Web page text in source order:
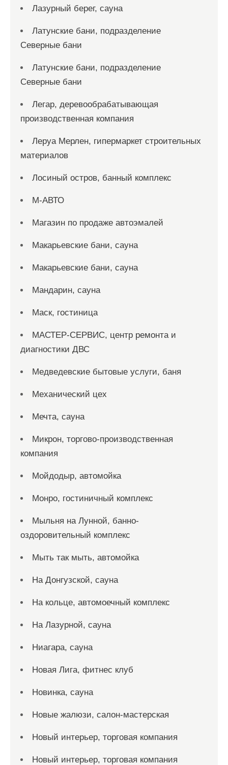
Лазурный берег, сауна
Латунские бани, подразделение
Северные бани
Латунские бани, подразделение
Северные бани
Легар, деревообрабатывающая
производственная компания
Леруа Мерлен, гипермаркет строительных
материалов
Лосиный остров, банный комплекс
М-АВТО
Магазин по продаже автоэмалей
Макарьевские бани, сауна
Макарьевские бани, сауна
Мандарин, сауна
Маск, гостиница
МАСТЕР-СЕРВИС, центр ремонта и
диагностики ДВС
Медведевские бытовые услуги, баня
Механический цех
Мечта, сауна
Микрон, торгово-производственная
компания
Мойдодыр, автомойка
Монро, гостиничный комплекс
Мыльня на Лунной, банно-
оздоровительный комплекс
Мыть так мыть, автомойка
На Донгузской, сауна
На кольце, автомоечный комплекс
На Лазурной, сауна
Ниагара, сауна
Новая Лига, фитнес клуб
Новинка, сауна
Новые жалюзи, салон-мастерская
Новый интерьер, торговая компания
Новый интерьер, торговая компания